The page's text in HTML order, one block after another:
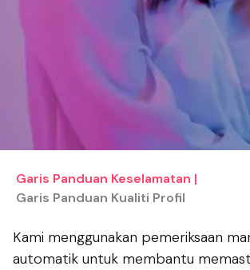
Garis Panduan Keselamatan |
Garis Panduan Kualiti Profil
Kami menggunakan pemeriksaan
automatik untuk membantu